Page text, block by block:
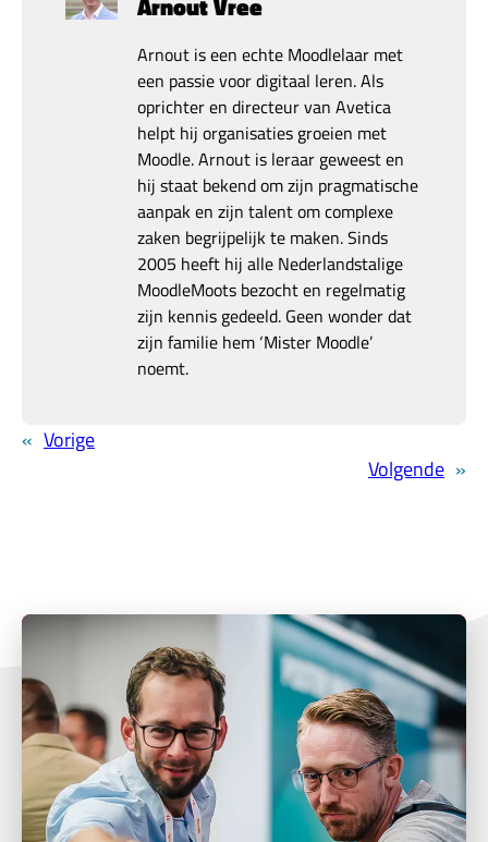
Arnout is een echte Moodlelaar met
een passie voor digitaal leren. Als
oprichter en directeur van Avetica
helpt hij organisaties groeien met
Moodle. Arnout is leraar geweest en
hij staat bekend om zijn pragmatische
aanpak en zijn talent om complexe
zaken begrijpelijk te maken. Sinds
2005 heeft hij alle Nederlandstalige
MoodleMoots bezocht en regelmatig
zijn kennis gedeeld. Geen wonder dat
zijn familie hem ‘Mister Moodle’
noemt.
« Vorige
Volgende »